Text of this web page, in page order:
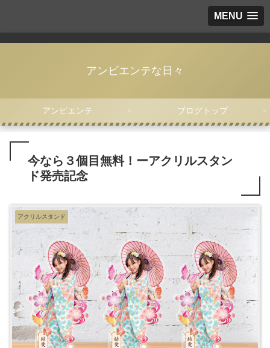
MENU
アンビエンテな日々
アンビエンテ ブログトップ
今なら３個目無料！ーアクリルスタン
ド発売記念
アクリルスタンド